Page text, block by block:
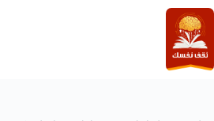
التجاوز
إلى
المحتوى